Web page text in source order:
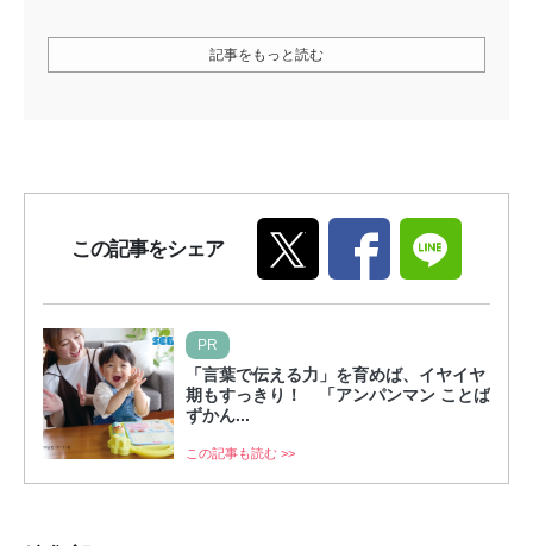
記事をもっと読む
この記事をシェア
PR
「言葉で伝える力」を育めば、イヤイヤ
期もすっきり！ 「アンパンマン ことば
ずかん...
この記事も読む >>